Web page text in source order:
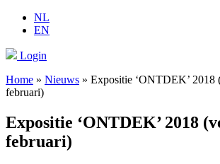
NL
EN
Login
Home » Nieuws » Expositie ‘ONTDEK’ 2018
februari)
Expositie ‘ONTDEK’ 2018
februari)